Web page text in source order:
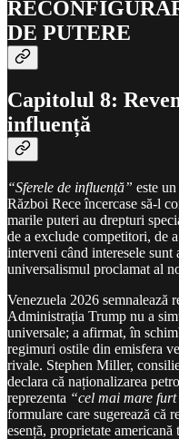
DE PUTERE
Capitolul 8:
influență
“Sferele de influență” este
Război Rece încercase să-l
marile puteri au drepturi
de a exclude competitori, de
interveni când interesele
universalismul proclamat al
Venezuela 2026 semnalează
Administrația Trump nu a
universale; a afirmat, în
regimuri ostile din emisfera
rivale. Stephen Miller,
declara că naționalizarea
reprezenta “cel mai mare
formulare care sugerează că
esență, proprietate americană